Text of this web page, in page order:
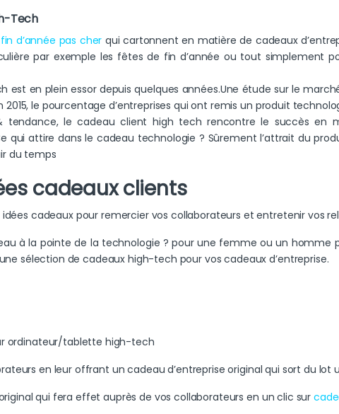
Tech
d’année pas cher qui cartonnent en matière de cadeaux
par exemple les fêtes de fin d’année ou tout simplement
est en plein essor depuis quelques années.Une étude sur le
2015, le pourcentage d’entreprises qui ont remis un produit
tendance, le cadeau client high tech rencontre le succès en
qui attire dans le cadeau technologie ? Sûrement l’attrait du
du temps
cadeaux clients
idées cadeaux pour remercier vos collaborateurs et entretenir vos
à la pointe de la technologie ? pour une femme ou un homme
sélection de cadeaux high-tech pour vos cadeaux d’entreprise.
ordinateur/tablette high-tech
en leur offrant un cadeau d’entreprise original qui sort du
qui fera effet auprès de vos collaborateurs en un clic sur